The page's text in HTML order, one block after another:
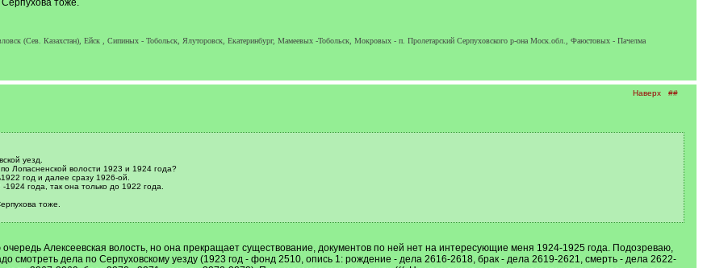
Серпухова тоже.
(Сев. Казахстан), Ейск , Сипиных - Тобольск, Ялуторовск, Екатеринбург, Мамеевых -Тобольск, Мокровых - п. Пролетарский Серпуховского р-она Моск.обл., Фаюстовых - Пачелма
Наверх ##
уезд.
Лопасненской волости 1923 и 1924 года?
год и далее сразу 1926-ой.
1924 года, так она только до 1922 года.
тоже.
Алексеевская волость, но она прекращает существование, документов по ней нет на интересующие меня 1924-1925 года. Подозреваю,
смотреть дела по Серпуховскому уезду (1923 год - фонд 2510, опись 1: рождение - дела 2616-2618, брак - дела 2619-2621, смерть - дела 2622-